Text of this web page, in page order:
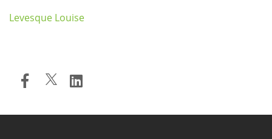
Levesque Louise